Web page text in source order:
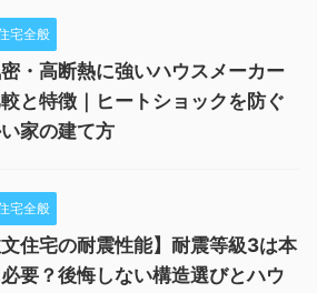
宅全般
・高断熱に強いハウスメーカー
と特徴｜ヒートショックを防ぐ
家の建て方
宅全般
文住宅の耐震性能】耐震等級3は本
要？後悔しない構造選びとハウ